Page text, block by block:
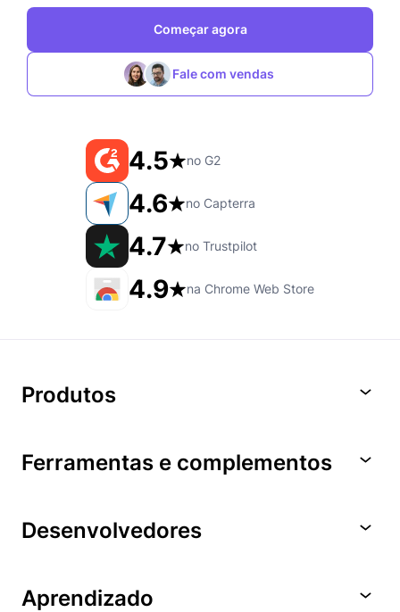
Começar agora
Fale com vendas
4.5 no G2
4.6 no Capterra
4.7 no Trustpilot
4.9 na Chrome Web Store
Produtos
Ferramentas e complementos
Desenvolvedores
Aprendizado